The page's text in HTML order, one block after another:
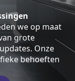
we op maat
grote
Onze
behoeften